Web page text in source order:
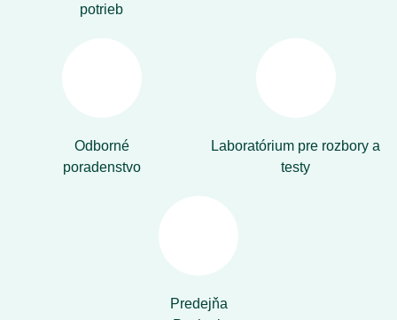
potrieb
Odborné
poradenstvo
Laboratórium pre rozbory a
testy
Predejňa